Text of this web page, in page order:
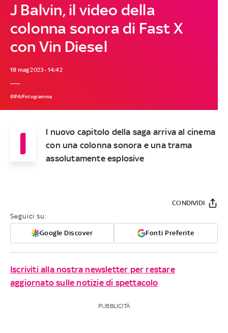
J Balvin, il video della
colonna sonora di Fast X
con Vin Diesel
18 mag 2023 - 14:42
©IPA/Fotogramma
I
l nuovo capitolo della saga arriva al cinema
con una colonna sonora e una trama
assolutamente esplosive
Seguici su:
Google Discover Fonti Preferite
CONDIVIDI
Iscriviti alla nostra newsletter per restare
aggiornato sulle notizie di spettacolo
PUBBLICITÀ